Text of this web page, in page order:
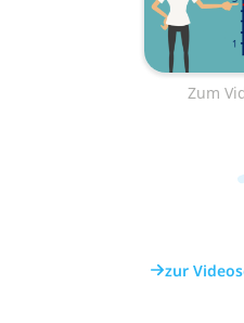
Zum
zur